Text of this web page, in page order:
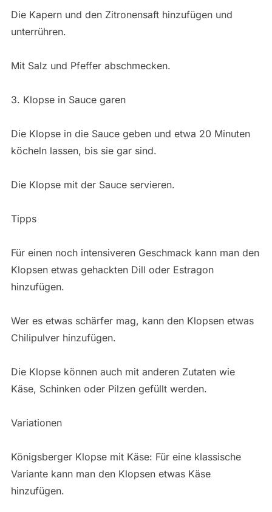
Die Kapern und den Zitronensaft hinzufügen und
unterrühren.
Mit Salz und Pfeffer abschmecken.
3. Klopse in Sauce garen
Die Klopse in die Sauce geben und etwa 20 Minuten
köcheln lassen, bis sie gar sind.
Die Klopse mit der Sauce servieren.
Tipps
Für einen noch intensiveren Geschmack kann man den
Klopsen etwas gehackten Dill oder Estragon
hinzufügen.
Wer es etwas schärfer mag, kann den Klopsen etwas
Chilipulver hinzufügen.
Die Klopse können auch mit anderen Zutaten wie
Käse, Schinken oder Pilzen gefüllt werden.
Variationen
Königsberger Klopse mit Käse: Für eine klassische
Variante kann man den Klopsen etwas Käse
hinzufügen.